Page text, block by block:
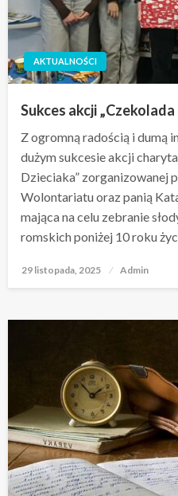
AKTUALNOŚCI
Sukces akcji
Z ogromną radością i dumą
dużym sukcesie akcji
Dzieciaka” zorganizowanej
Wolontariatu oraz panią
mająca na celu zebranie
romskich poniżej 10 roku
Opublikowane
29 listopada, 2025 Admin